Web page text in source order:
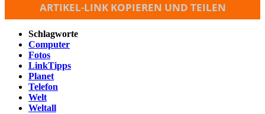
ARTIKEL-LINK KOPIEREN UND TEILEN
Schlagworte
Computer
Fotos
LinkTipps
Planet
Telefon
Welt
Weltall